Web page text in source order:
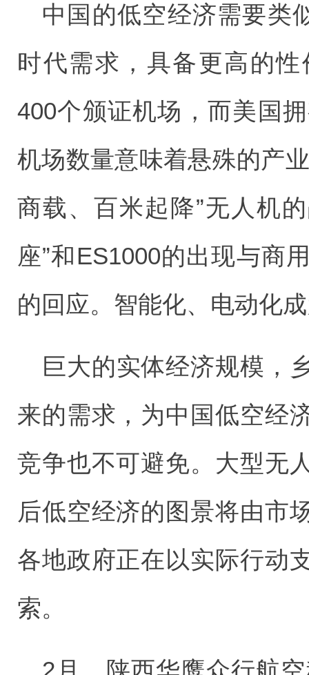
中国的低空经济需要类
时代需求，具备更高的
400个颁证机场，而美国
机场数量意味着悬殊的产
商载、百米起降”无人机
座”和ES1000的出现与商
的回应。智能化、电动化
巨大的实体经济规模，
来的需求，为中国低空经
竞争也不可避免。大型无
后低空经济的图景将由市
各地政府正在以实际行动
索。